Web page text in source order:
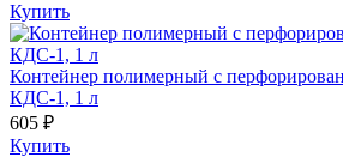
Купить
Контейнер полимерный с
КДС-1, 1 л
605 ₽
Купить